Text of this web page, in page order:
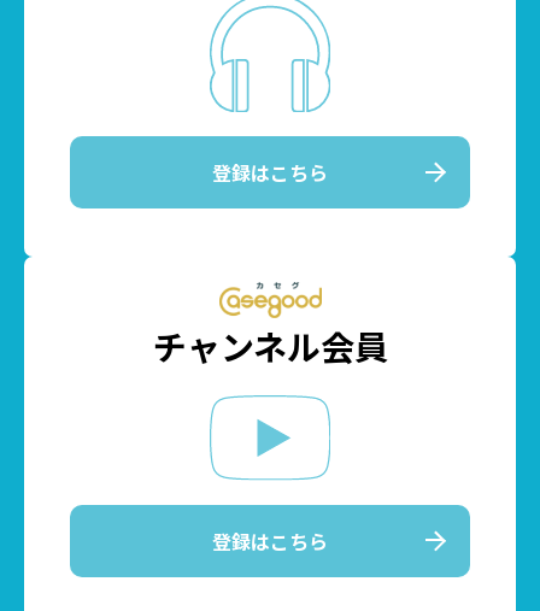
登録はこちら
チャンネル会員
登録はこちら